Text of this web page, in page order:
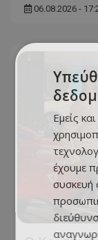
06.08.2026 -
Εμείς
έχουμε
συσκευή